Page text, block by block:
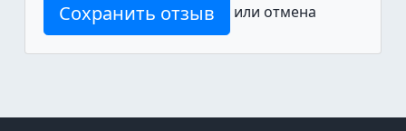
Сохранить отзыв или отмена